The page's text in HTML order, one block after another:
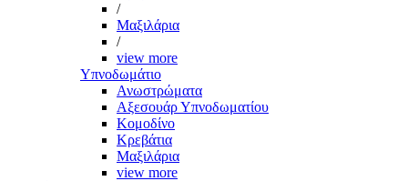
/
Μαξιλάρια
/
view more
Υπνοδωμάτιο
Ανωστρώματα
Αξεσουάρ Υπνοδωματίου
Κομοδίνο
Κρεβάτια
Μαξιλάρια
view more